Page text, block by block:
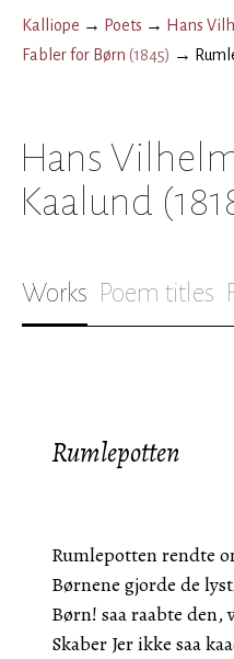
Kalliope → Poets → Hans
Fabler for Børn (1845) →
Hans
Kaalund
Works Poem titles
Rumlepotten
Rumlepotten rendte
Børnene gjorde de
Børn! saa raabte
Skaber Jer ikke saa